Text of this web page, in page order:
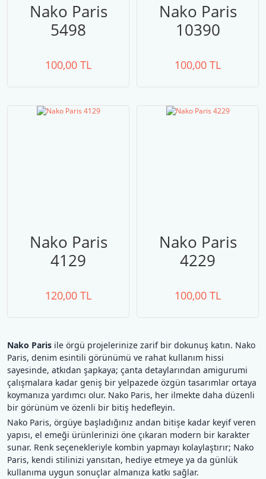
Nako Paris
5498
100,00 TL
Nako Paris
10390
100,00 TL
Nako Paris
4129
120,00 TL
Nako Paris
4229
100,00 TL
Nako Paris ile örgü projelerinize zarif bir dokunuş katın. Nako
Paris, denim esintili görünümü ve rahat kullanım hissi
sayesinde, atkıdan şapkaya; çanta detaylarından amigurumi
çalışmalara kadar geniş bir yelpazede özgün tasarımlar ortaya
koymanıza yardımcı olur. Nako Paris, her ilmekte daha düzenli
bir görünüm ve özenli bir bitiş hedefleyin.
Nako Paris, örgüye başladığınız andan bitişe kadar keyif veren
yapısı, el emeği ürünlerinizi öne çıkaran modern bir karakter
sunar. Renk seçenekleriyle kombin yapmayı kolaylaştırır; Nako
Paris, kendi stilinizi yansıtan, hediye etmeye ya da günlük
kullanıma uygun sonuçlar almanıza katkı sağlar.